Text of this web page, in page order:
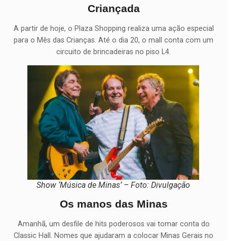
Criançada
A partir de hoje, o Plaza Shopping realiza uma ação especial
para o Mês das Crianças. Até o dia 20, o mall conta com um
circuito de brincadeiras no piso L4.
Show ‘Música de Minas’ – Foto: Divulgação
Os manos das Minas
Amanhã, um desfile de hits poderosos vai tomar conta do
Classic Hall. Nomes que ajudaram a colocar Minas Gerais no